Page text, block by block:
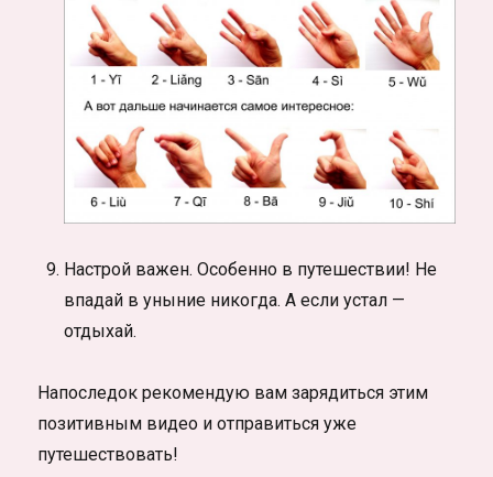
Настрой важен. Особенно в путешествии! Не
впадай в уныние никогда. А если устал —
отдыхай.
Напоследок рекомендую вам зарядиться этим
позитивным видео и отправиться уже
путешествовать!